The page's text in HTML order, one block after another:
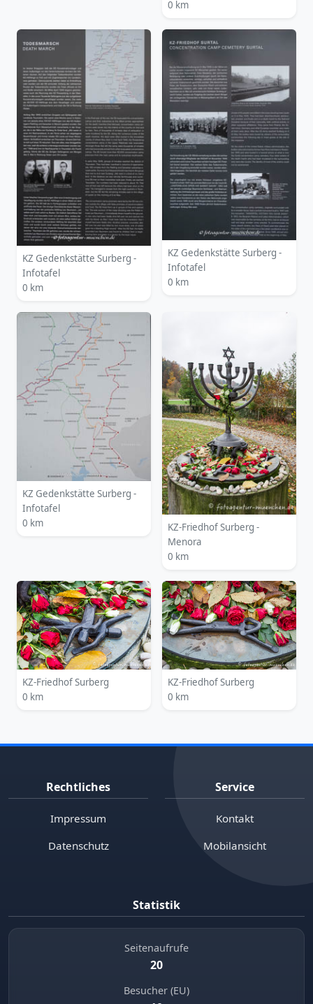
0 km
KZ Gedenkstätte Surberg -
Infotafel
0 km
KZ Gedenkstätte Surberg -
Infotafel
0 km
KZ Gedenkstätte Surberg -
Infotafel
0 km
KZ-Friedhof Surberg -
Menora
0 km
KZ-Friedhof Surberg
0 km
KZ-Friedhof Surberg
0 km
Rechtliches
Impressum
Datenschutz
Service
Kontakt
Mobilansicht
Statistik
Seitenaufrufe
20
Besucher (EU)